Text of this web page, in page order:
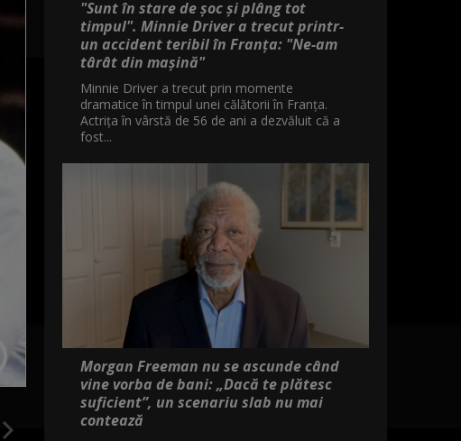
"Sunt în stare de șoc și plâng tot
timpul". Minnie Driver a trecut printr-
un accident teribil în Franța: "Ne-am
târât din mașină"
Minnie Driver a trecut prin momente
dramatice în timpul unei călătorii în Franța.
Actrița în vârstă de 56 de ani a dezvăluit că a
fost...
Morgan Freeman nu se ascunde când
vine vorba de bani: „Dacă te plătesc
suficient”, un scenariu slab nu mai
contează